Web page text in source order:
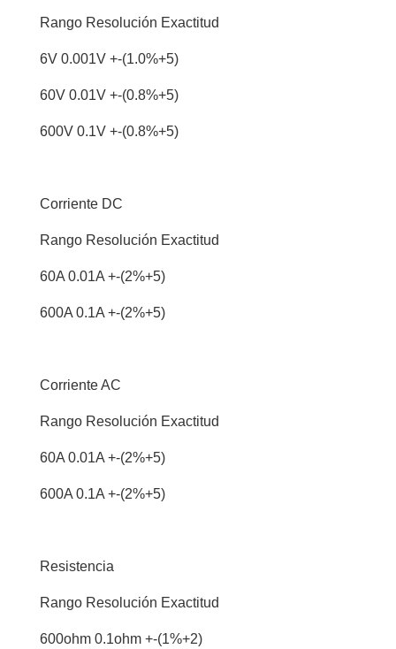
Rango Resolución Exactitud
6V 0.001V +-(1.0%+5)
60V 0.01V +-(0.8%+5)
600V 0.1V +-(0.8%+5)
Corriente DC
Rango Resolución Exactitud
60A 0.01A +-(2%+5)
600A 0.1A +-(2%+5)
Corriente AC
Rango Resolución Exactitud
60A 0.01A +-(2%+5)
600A 0.1A +-(2%+5)
Resistencia
Rango Resolución Exactitud
600ohm 0.1ohm +-(1%+2)